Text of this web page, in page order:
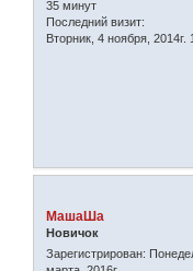
35 минут
Последний визит:
Вторник, 4 ноября, 2014г.
МашаШа
Новичок
Зарегистрирован: